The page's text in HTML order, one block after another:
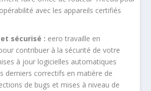
avec les appareils certifiés
sécurisé : eero travaille en
contribuer à la sécurité de votre
à jour logicielles automatiques
derniers correctifs en matière de
de bugs et mises à niveau de